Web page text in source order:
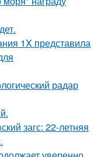
1X представила
радар
загс: 22-летняя